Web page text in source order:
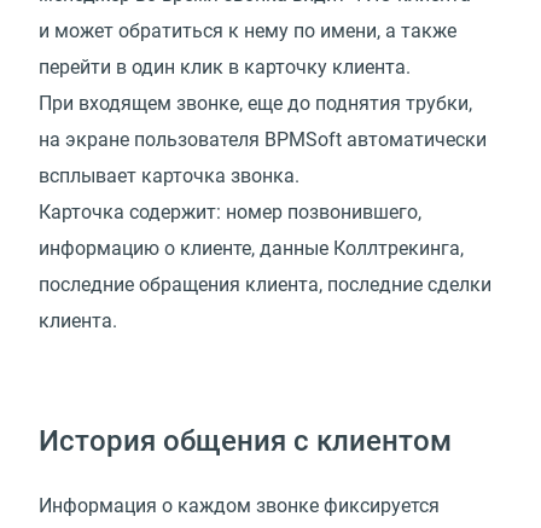
и может обратиться к нему по имени, а также
перейти в один клик в карточку клиента.
При входящем звонке, еще до поднятия трубки,
на экране пользователя BPMSoft автоматически
всплывает карточка звонка.
Карточка содержит: номер позвонившего,
информацию о клиенте, данные Коллтрекинга,
последние обращения клиента, последние сделки
клиента.
История общения с клиентом
Информация о каждом звонке фиксируется